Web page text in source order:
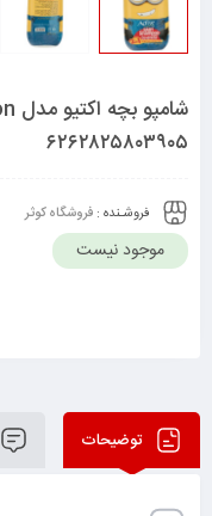
۶۲۶۲۸۲۵۸۰۳۹۰۵
فروشـنده : فروشگاه کوثر
موجود نیست
توضیحات